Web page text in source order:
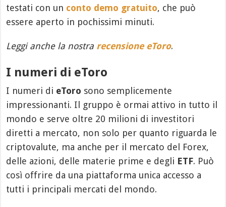
testati con un conto demo gratuito, che può
essere aperto in pochissimi minuti.
Leggi anche la nostra recensione eToro.
I numeri di eToro
I numeri di eToro sono semplicemente
impressionanti. Il gruppo è ormai attivo in tutto il
mondo e serve oltre 20 milioni di investitori
diretti a mercato, non solo per quanto riguarda le
criptovalute, ma anche per il mercato del Forex,
delle azioni, delle materie prime e degli ETF. Può
così offrire da una piattaforma unica accesso a
tutti i principali mercati del mondo.